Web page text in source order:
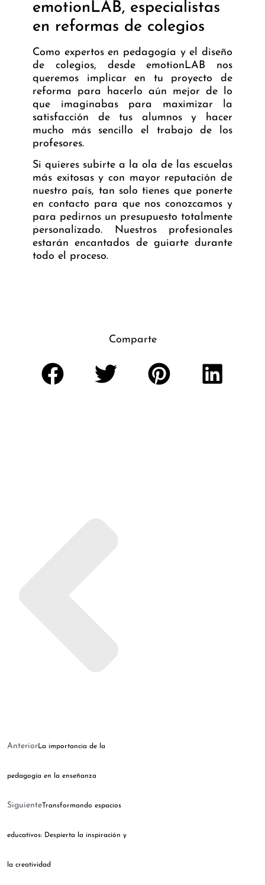
emotionLAB, especialistas
en reformas de colegios
Como expertos en pedagogía y el diseño
de colegios, desde emotionLAB nos
queremos implicar en tu proyecto de
reforma para hacerlo aún mejor de lo
que imaginabas para maximizar la
satisfacción de tus alumnos y hacer
mucho más sencillo el trabajo de los
profesores.
Si quieres subirte a la ola de las escuelas
más exitosas y con mayor reputación de
nuestro país, tan solo tienes que ponerte
en contacto para que nos conozcamos y
para pedirnos un presupuesto totalmente
personalizado. Nuestros profesionales
estarán encantados de guiarte durante
todo el proceso.
Comparte
AnteriorLa importancia de la
pedagogía en la enseñanza
Siguiente Transformando espacios
educativos: Despierta la inspiración y
la creatividad